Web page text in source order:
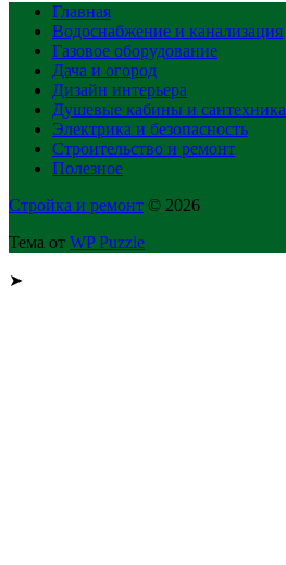
Главная
Водоснабжение и канализация
Газовое оборудование
Дача и огород
Дизайн интерьера
Душевые кабины и сантехника
Электрика и безопасность
Строительство и ремонт
Полезное
Стройка и ремонт © 2026
Тема от WP Puzzle
➤